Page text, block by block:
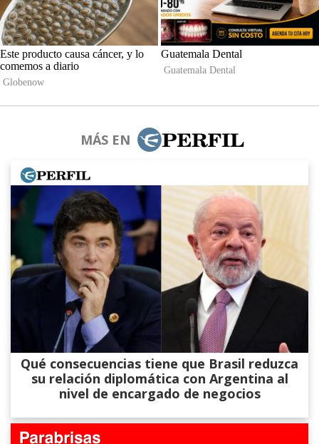
MÁS EN
Qué consecuencias tiene que Brasil reduzca
su relación diplomática con Argentina al
nivel de encargado de negocios